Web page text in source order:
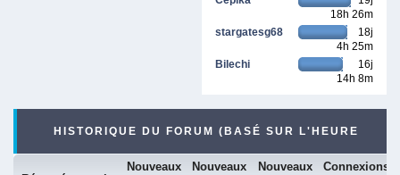
18h 26m
stargatesg68
18j
4h 25m
Bilechi
16j
14h 8m
HISTORIQUE DU FORUM (BASÉ SUR L'HEURE
Nouveaux
Nouveaux
Nouveaux
Connexions